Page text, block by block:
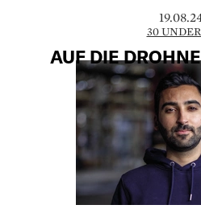
30
AUF DIE